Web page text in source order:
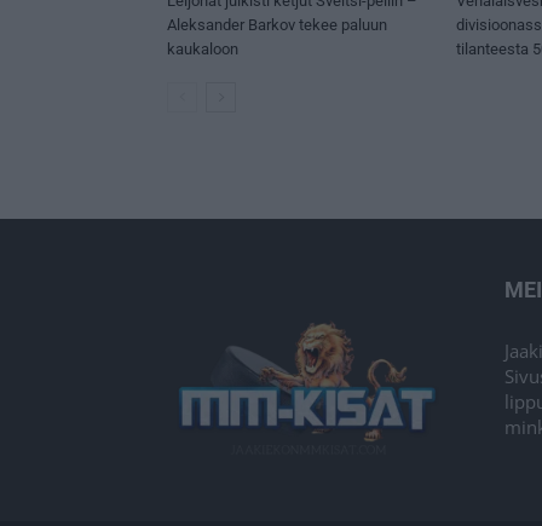
Aleksander Barkov tekee paluun
kaukaloon
tilanteesta